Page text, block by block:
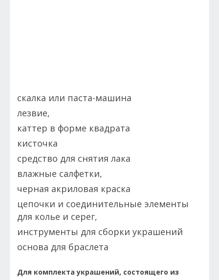
скалка или паста-машина
лезвие,
каттер в форме квадрата
кисточка
средство для снятия лака
влажные салфетки,
черная акриловая краска
цепочки и соединительные элементы
для колье и серег,
инструменты для сборки украшений
основа для браслета
Для комплекта украшений, состоящего из